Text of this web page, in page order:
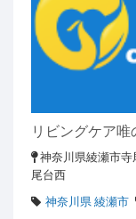
リビングケア
神奈川県綾瀬市
尾台西
神奈川県 綾瀬市